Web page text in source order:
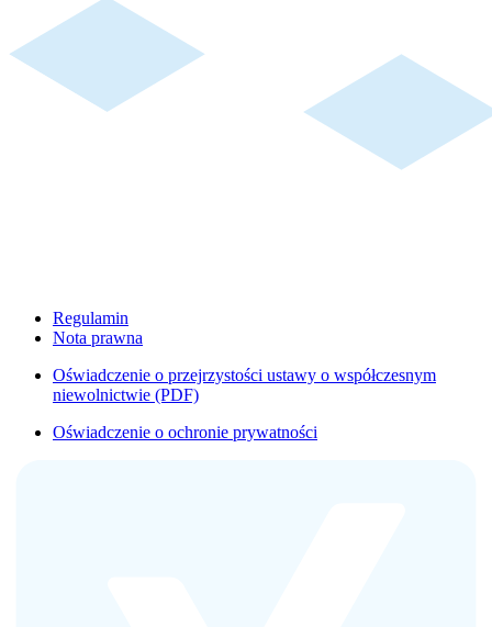
Regulamin
Nota prawna
Oświadczenie o przejrzystości ustawy o współczesnym
niewolnictwie (PDF)
Oświadczenie o ochronie prywatności